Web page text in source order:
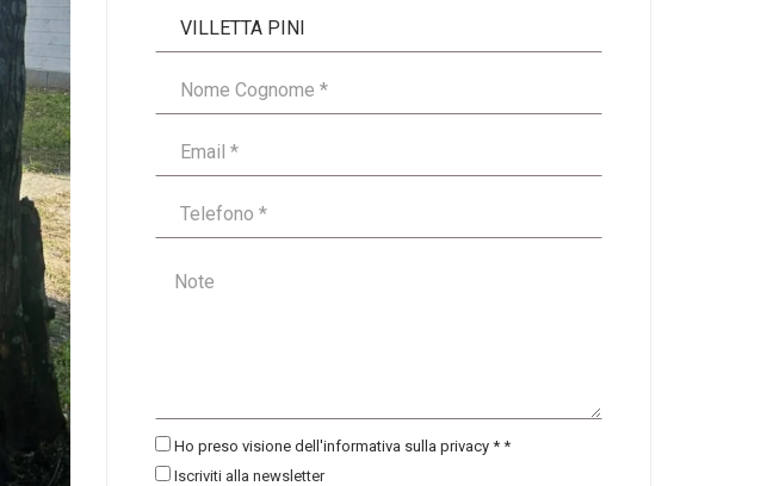
Ho preso visione dell'informativa sulla privacy **
Iscriviti alla newsletter